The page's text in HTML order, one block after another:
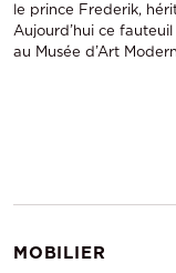
le prince Frederik,
Aujourd’hui ce
au Musée d’Art
MOBILIER